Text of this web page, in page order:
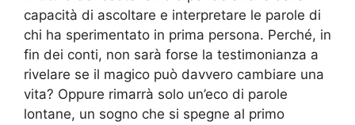
capacità di ascoltare e interpretare le parole di
chi ha sperimentato in prima persona. Perché, in
fin dei conti, non sarà forse la testimonianza a
rivelare se il magico può davvero cambiare una
vita? Oppure rimarrà solo un’eco di parole
lontane, un sogno che si spegne al primo